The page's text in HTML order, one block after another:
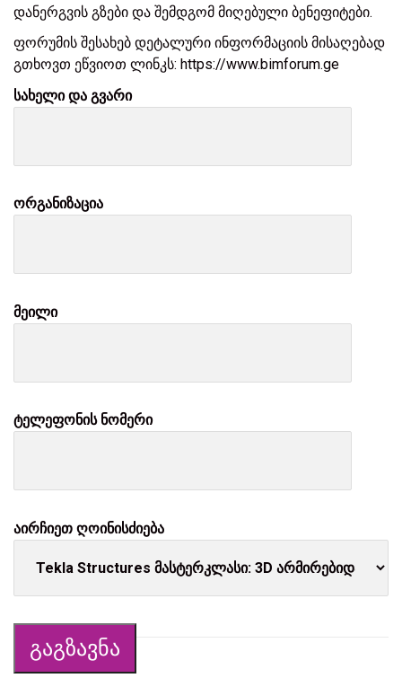
დანერგვის გზები და შემდგომ მიღებული ბენეფიტები.
ფორუმის შესახებ დეტალური ინფორმაციის მისაღებად
გთხოვთ ეწვიოთ ლინკს: https://www.bimforum.ge
სახელი და გვარი
ორგანიზაცია
მეილი
ტელეფონის ნომერი
აირჩიეთ ღოინისძიება